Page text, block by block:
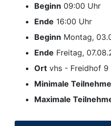
Beginn 09:00 Uhr
Ende 16:00 Uhr
Beginn Montag,
Ende Freitag,
Ort vhs - Freidhof 9
Minimale
Maximale